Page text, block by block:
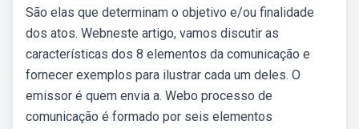
São elas que determinam o objetivo e/ou finalidade
dos atos. Webneste artigo, vamos discutir as
características dos 8 elementos da comunicação e
fornecer exemplos para ilustrar cada um deles. O
emissor é quem envia a. Webo processo de
comunicação é formado por seis elementos